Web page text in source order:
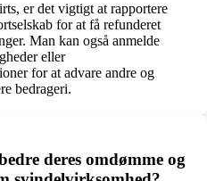
er det vigtigt at rapportere
for at få refunderet
Man kan også anmelde
eller
for at advare andre og
bedrageri.
deres omdømme og